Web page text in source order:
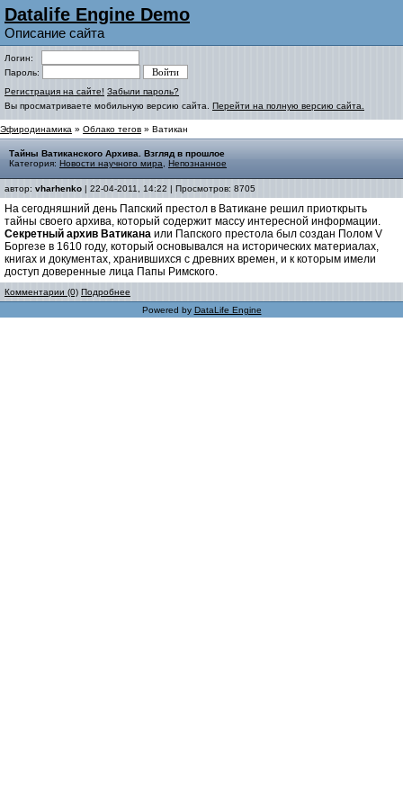
Datalife Engine Demo
Описание сайта
Логин:
Пароль:
Регистрация на сайте! Забыли пароль?
Вы просматриваете мобильную версию сайта. Перейти на полную версию сайта.
Эфиродинамика » Облако тегов » Ватикан
Тайны Ватиканского Архива. Взгляд в прошлое
Категория: Новости научного мира Непознанное
автор: vharhenko | 22-04-2011, 14:22 | Просмотров: 8705
На сегодняшний день Папский престол в Ватикане решил приоткрыть
тайны своего архива, который содержит массу интересной информации.
Секретный архив Ватикана или Папского престола был создан Полом V
Боргезе в 1610 году, который основывался на исторических материалах,
книгах и документах, хранившихся с древних времен, и к которым имели
доступ доверенные лица Папы Римского.
Комментарии (0) Подробнее
Powered by DataLife Engine